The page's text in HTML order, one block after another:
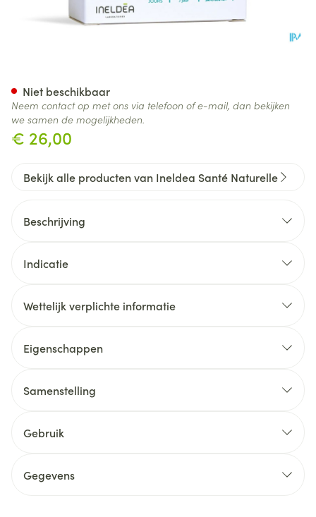
€ 26,00
Niet beschikbaar
Neem contact op met ons via telefoon of e-mail, dan bekijken
we samen de mogelijkheden.
Bekijk alle producten van Ineldea Santé Naturelle
Beschrijving
Indicatie
Wettelijk verplichte informatie
Eigenschappen
Samenstelling
Gebruik
Gegevens